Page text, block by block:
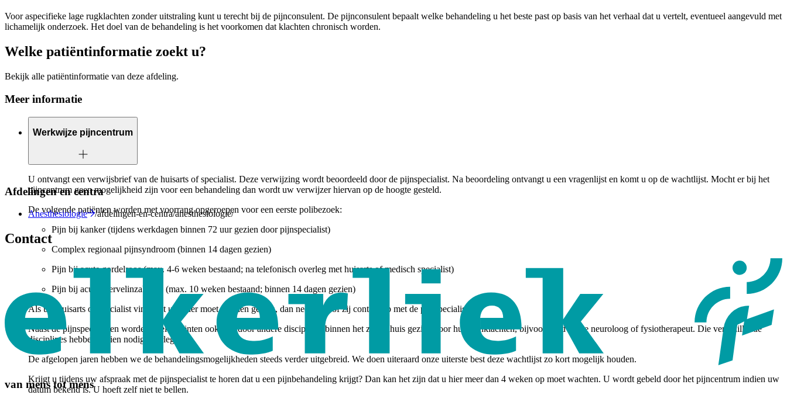
Voor aspecifieke lage rugklachten zonder uitstraling kunt u terecht bij de pijnconsulent. De pijnconsulent bepaalt welke behandeling u het beste past op basis van het verhaal dat u vertelt, eventueel aangevuld met
lichamelijk onderzoek. Het doel van de behandeling is het voorkomen dat klachten chronisch worden.
Welke patiëntinformatie zoekt u?
Bekijk alle patiëntinformatie van deze afdeling.
Meer informatie
Werkwijze pijncentrum
U ontvangt een verwijsbrief van de huisarts of specialist. Deze verwijzing wordt beoordeeld door de pijnspecialist. Na beoordeling ontvangt u een vragenlijst en komt u op de wachtlijst. Mocht er bij het
pijncentrum geen mogelijkheid zijn voor een behandeling dan wordt uw verwijzer hiervan op de hoogte gesteld.
De volgende patiënten worden met voorrang opgeroepen voor een eerste polibezoek:
Pijn bij kanker (tijdens werkdagen binnen 72 uur gezien door pijnspecialist)
Complex regionaal pijnsyndroom (binnen 14 dagen gezien)
Pijn bij acute gordelroos (max. 4-6 weken bestaand; na telefonisch overleg met huisarts of medisch specialist)
Pijn bij acute wervelinzakking (max. 10 weken bestaand; binnen 14 dagen gezien)
Als uw huisarts of specialist vindt dat u eerder moet worden gezien, dan neemt hij of zij contact op met de pijnspecialisten.
Naast de pijnspecialisten worden veel patiënten ook nog door andere disciplines binnen het ziekenhuis gezien voor hun pijnklachten, bijvoorbeeld bij de neuroloog of fysiotherapeut. Die verschillende
disciplines hebben indien nodig overleg.
De afgelopen jaren hebben we de behandelingsmogelijkheden steeds verder uitgebreid. We doen uiteraard onze uiterste best deze wachtlijst zo kort mogelijk houden.
Krijgt u tijdens uw afspraak met de pijnspecialist te horen dat u een pijnbehandeling krijgt? Dan kan het zijn dat u hier meer dan 4 weken op moet wachten. U wordt gebeld door het pijncentrum indien uw
datum bekend is. U hoeft zelf niet te bellen.
Afdelingen en centra
Anesthesiologie /afdelingen-en-centra/anesthesiologie/
Contact
van mens tot mens